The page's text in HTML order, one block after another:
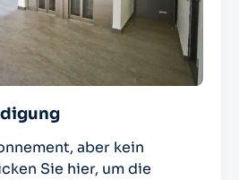
aber kein
Sie hier, um die